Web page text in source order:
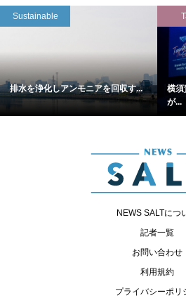
Sustainable
排水を浄化しアンモニアを回収す...
横須
が...
NEWS SALTにつ
記者一覧
お問い合わせ
利用規約
プライバシーポリ